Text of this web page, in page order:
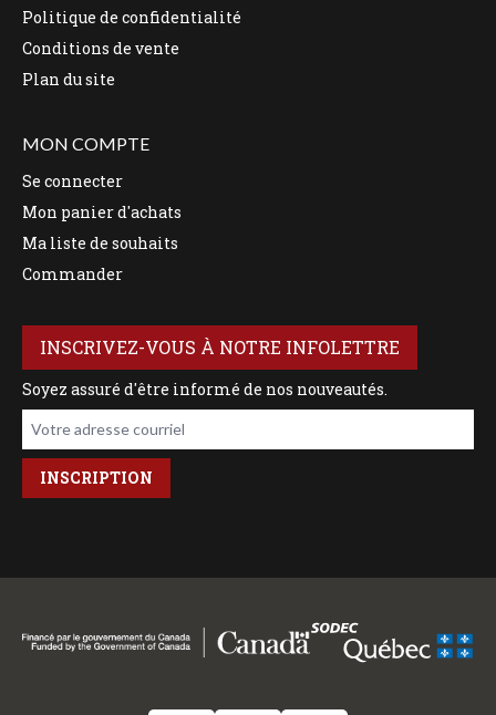
Politique de confidentialité
Conditions de vente
Plan du site
MON COMPTE
Se connecter
Mon panier d'achats
Ma liste de souhaits
Commander
INSCRIVEZ-VOUS À NOTRE INFOLETTRE
Soyez assuré d'être informé de nos nouveautés.
Votre adresse courriel